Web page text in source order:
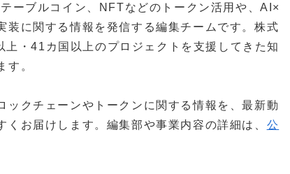
ーブルコイン、NFTなどのトークン活用や、AI×
装に関する情報を発信する編集チームです。株式
・41カ国以上のプロジェクトを支援してきた知
す。
ックチェーンやトークンに関する情報を、最新動
お届けします。編集部や事業内容の詳細は、 公